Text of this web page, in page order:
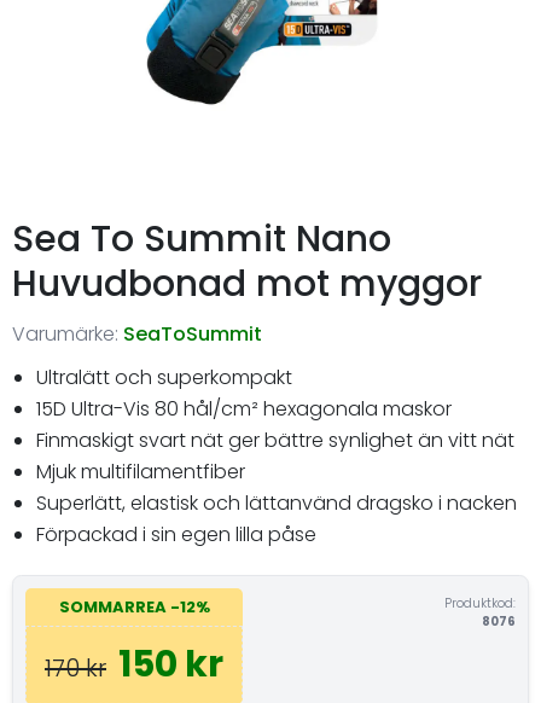
Sea To Summit Nano
Huvudbonad mot myggor
Varumärke: SeaToSummit
Ultralätt och superkompakt
15D Ultra-Vis 80 hål/cm² hexagonala maskor
Finmaskigt svart nät ger bättre synlighet än vitt nät
Mjuk multifilamentfiber
Superlätt, elastisk och lättanvänd dragsko i nacken
Förpackad i sin egen lilla påse
SOMMARREA -12%
170 kr 150 kr
Produktkod:
8076